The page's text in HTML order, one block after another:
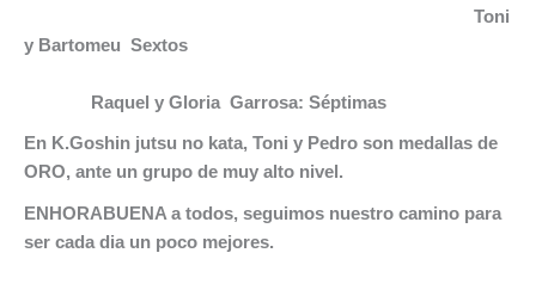
Toni
y Bartomeu Sextos
Raquel y Gloria Garrosa: Séptimas
En K.Goshin jutsu no kata, Toni y Pedro son medallas de
ORO, ante un grupo de muy alto nivel.
ENHORABUENA a todos, seguimos nuestro camino para
ser cada dia un poco mejores.